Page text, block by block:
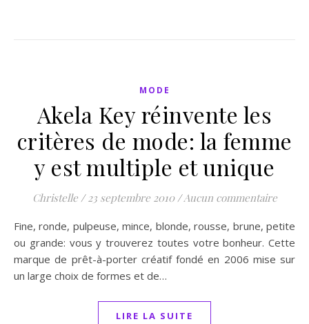
MODE
Akela Key réinvente les
critères de mode: la femme
y est multiple et unique
Christelle / 23 septembre 2010 /Aucun commentaire
Fine, ronde, pulpeuse, mince, blonde, rousse, brune, petite
ou grande: vous y trouverez toutes votre bonheur. Cette
marque de prêt-à-porter créatif fondé en 2006 mise sur
un large choix de formes et de…
LIRE LA SUITE